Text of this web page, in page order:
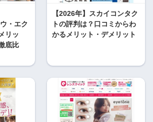
・エク
リッ
底比
【2026年】スカイコンタク
トの評判は？口コミからわ
かるメリット・デメリット